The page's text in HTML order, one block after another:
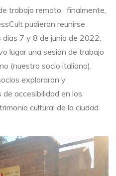
trabajo remoto, finalmente,
pudieron reunirse
7 y 8 de junio de 2022.
lugar una sesión de trabajo
(nuestro socio italiano).
exploraron y
accesibilidad en los
cultural de la ciudad